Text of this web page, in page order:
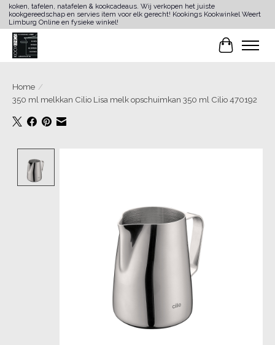
koken, tafelen, natafelen & kookcadeaus. Wij verkopen het juiste
kookgereedschap en servies item voor elk gerecht! Kookings Kookwinkel Weert
Limburg Online en fysieke winkel!
Home /
350 ml melkkan Cilio Lisa melk opschuimkan 350 ml Cilio 470192